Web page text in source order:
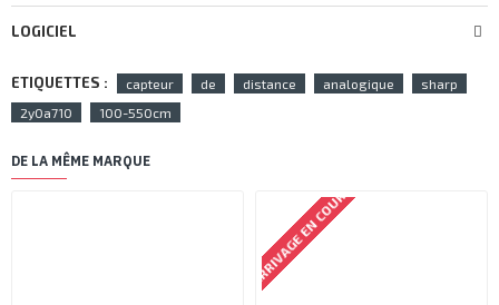
LOGICIEL
ETIQUETTES : capteur de distance analogique
sharp
2y0a710
100-550cm
DE LA MÊME MARQUE
ARRIVAGE EN COURS